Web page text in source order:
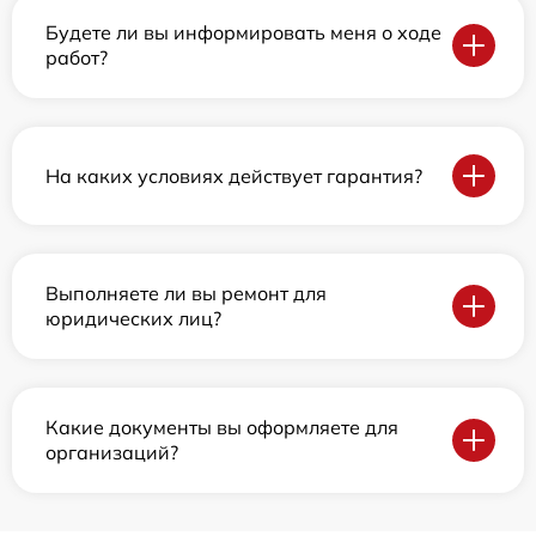
Будете ли вы информировать меня о ходе
работ?
На каких условиях действует гарантия?
Выполняете ли вы ремонт для
юридических лиц?
Какие документы вы оформляете для
организаций?